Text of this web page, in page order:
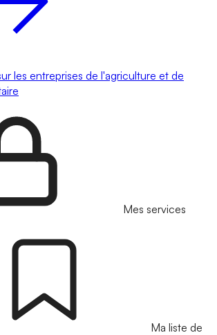
les entreprises de l'agriculture et de
Mes services
Ma liste de